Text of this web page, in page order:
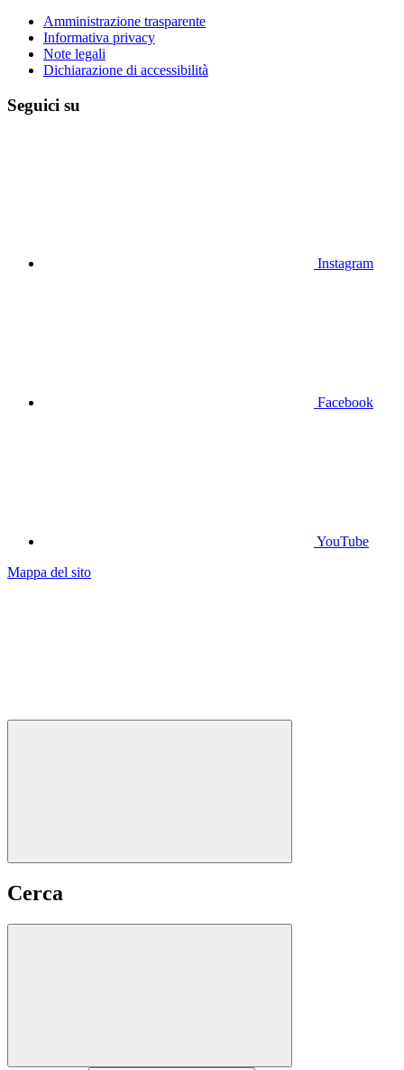
Amministrazione trasparente
Informativa privacy
Note legali
Dichiarazione di accessibilità
Seguici su
Instagram
Facebook
YouTube
Mappa del sito
Cerca